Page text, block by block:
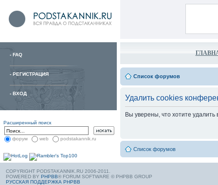
- FAQ
- РЕГИСТРАЦИЯ
- ВХОД
Расширенный поиск
форум web podstakannik.ru
Список форумов
Удалить cookies
Вы уверены, что хотите
Список форумов
COPYRIGHT PODSTAKANNIK.RU 2006-2011.
POWERED BY PHPBB® FORUM SOFTWARE © PHPBB GROUP
РУССКАЯ ПОДДЕРЖКА PHPBB